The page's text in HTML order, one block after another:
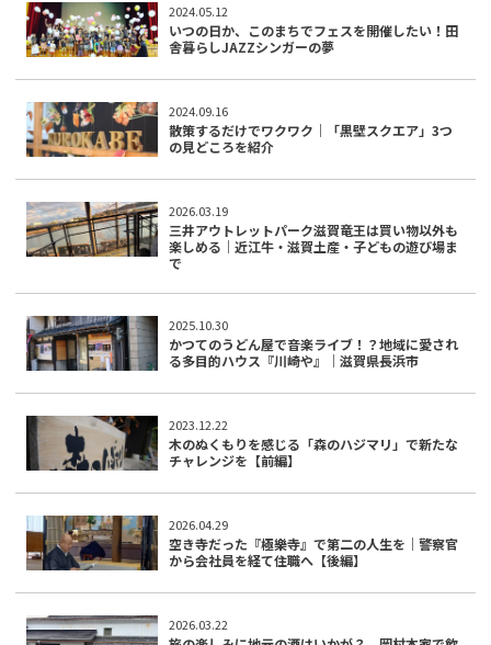
2024.05.12
いつの日か、このまちでフェスを開催したい！田
舎暮らしJAZZシンガーの夢
2024.09.16
散策するだけでワクワク｜「黒壁スクエア」3つ
の見どころを紹介
2026.03.19
三井アウトレットパーク滋賀竜王は買い物以外も
楽しめる｜近江牛・滋賀土産・子どもの遊び場ま
で
2025.10.30
かつてのうどん屋で音楽ライブ！？地域に愛され
る多目的ハウス『川崎や』｜滋賀県長浜市
2023.12.22
木のぬくもりを感じる「森のハジマリ」で新たな
チャレンジを【前編】
2026.04.29
空き寺だった『極樂寺』で第二の人生を｜警察官
から会社員を経て住職へ【後編】
2026.03.22